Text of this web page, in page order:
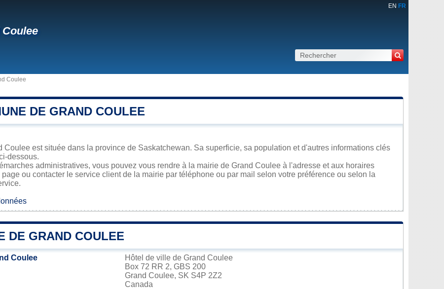
EN FR
Coulee
DE GRAND COULEE
Coulee est située dans la province de Saskatchewan. Sa superficie, sa population et d'autres informations clés
dessous.
administratives, vous pouvez vous rendre à la mairie de Grand Coulee à l'adresse et aux horaires
ou contacter le service client de la mairie par téléphone ou par mail selon votre préférence ou selon la
DE GRAND COULEE
Coulee
Hôtel de ville de Grand Coulee
Box 72 RR 2, GBS 200
Grand Coulee, SK S4P 2Z2
Canada